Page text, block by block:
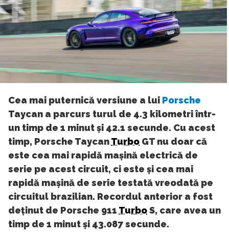
Cea mai puternică versiune a lui Porsche
Taycan a parcurs turul de 4.3 kilometri într-
un timp de 1 minut și 42.1 secunde. Cu acest
timp, Porsche TaycanTurbo GT nu doar că
este cea mai rapidă mașină electrică de
serie pe acest circuit, ci este și cea mai
rapidă mașină de serie testată vreodată pe
circuitul brazilian. Recordul anterior a fost
deținut de Porsche 911 TurboS, care avea un
timp de 1 minut și 43.087 secunde.